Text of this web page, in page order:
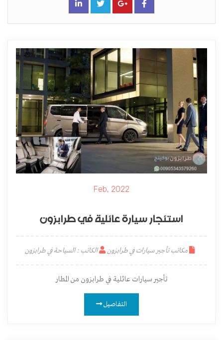
Feb, 2022
استئجار سيارة عائلية في طرابزون
مكاتب تأجير سيارات في طرابزون الكاتب : السياحة في طرابزون
تأجير سيارات عائلية في طرابزون من المطار
التفاصيل